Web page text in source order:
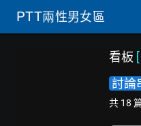
PTT兩性男女區
看板 [
討論
共 18